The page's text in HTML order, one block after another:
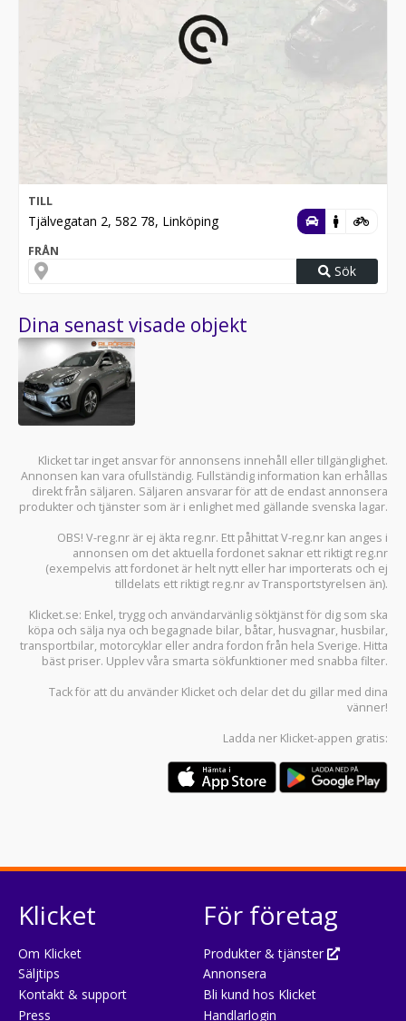
TILL
Tjälvegatan 2, 582 78, Linköping
FRÅN
Sök
Dina senast visade objekt
Klicket tar inget ansvar för annonsens innehåll eller tillgänglighet.
Annonsen kan vara ofullständig. Fullständig information kan erhållas
direkt från säljaren. Säljaren ansvarar för att de endast annonsera
produkter och tjänster som är i enlighet med gällande svenska lagar.
OBS! V-reg.nr är ej äkta reg.nr. Ett påhittat V-reg.nr kan anges i
annonsen om det aktuella fordonet saknar ett riktigt reg.nr
(exempelvis att fordonet är helt nytt eller har importerats och ej
tilldelats ett riktigt reg.nr av Transportstyrelsen än).
Klicket.se: Enkel, trygg och användarvänlig söktjänst för dig som ska
köpa och sälja nya och begagnade bilar, båtar, husvagnar, husbilar,
transportbilar, motorcyklar eller andra fordon från hela Sverige. Hitta
bäst priser. Upplev våra smarta sökfunktioner med snabba filter.
Tack för att du använder Klicket och delar det du gillar med dina
vänner!
Ladda ner Klicket-appen gratis:
Klicket
Om Klicket
Säljtips
Kontakt & support
Press
För företag
Produkter & tjänster
Annonsera
Bli kund hos Klicket
Handlarlogin